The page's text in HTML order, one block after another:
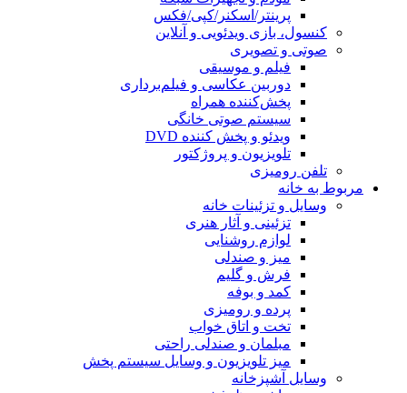
پرینتر/اسکنر/کپی/فکس
کنسول، بازی‌ ویدئویی و آنلاین
صوتی و تصویری
فیلم و موسیقی
دوربین عکاسی و فیلم‌برداری
پخش‌کننده همراه
سیستم صوتی خانگی
ویدئو و پخش کننده DVD
تلویزیون و پروژکتور
تلفن رومیزی
مربوط به خانه
وسایل و تزئینات خانه
تزئینی و آثار هنری
لوازم روشنایی
میز و صندلی
فرش و گلیم
کمد و بوفه
پرده و رومیزی
تخت و اتاق خواب
مبلمان و صندلی راحتی
میز تلویزیون و وسایل سیستم پخش
وسایل آشپزخانه